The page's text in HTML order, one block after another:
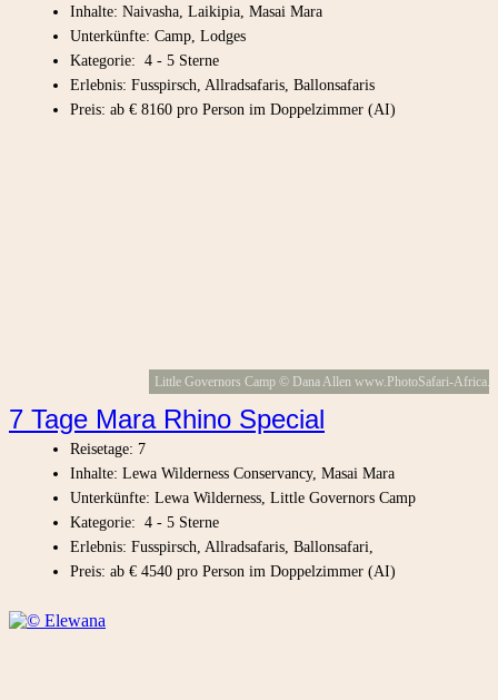
Inhalte: Naivasha, Laikipia, Masai Mara
Unterkünfte: Camp, Lodges
Kategorie: 4 - 5 Sterne
Erlebnis: Fusspirsch, Allradsafaris, Ballonsafaris
Preis: ab € 8160 pro Person im Doppelzimmer (AI)
Little Governors Camp © Dana Allen www.PhotoSafari-
7 Tage Mara Rhino Special
Reisetage: 7
Inhalte: Lewa Wilderness Conservancy, Masai Mara
Unterkünfte: Lewa Wilderness, Little Governors Camp
Kategorie: 4 - 5 Sterne
Erlebnis: Fusspirsch, Allradsafaris, Ballonsafari,
Preis: ab € 4540 pro Person im Doppelzimmer (AI)